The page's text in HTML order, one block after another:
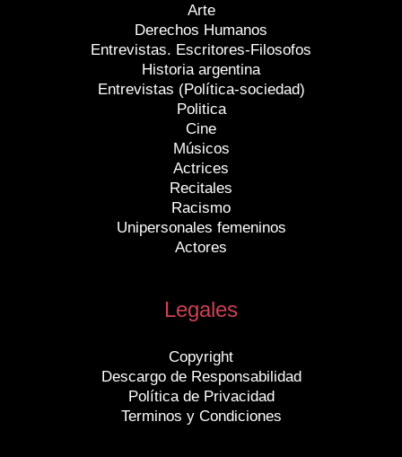
Arte
Derechos Humanos
Entrevistas. Escritores-Filosofos
Historia argentina
Entrevistas (Política-sociedad)
Politica
Cine
Músicos
Actrices
Recitales
Racismo
Unipersonales femeninos
Actores
Legales
Copyright
Descargo de Responsabilidad
Política de Privacidad
Terminos y Condiciones